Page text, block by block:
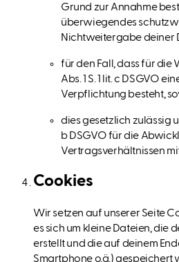
Grund zur Annahme
überwiegendes
Nichtweitergabe deiner
für den Fall, dass für die
Abs. 1 S. 1 lit. c DSGVO
Verpflichtung besteht,
dies gesetzlich zulässig
b DSGVO für die
Vertragsverhältnissen
Cookies
Wir setzen auf unserer Seite
es sich um kleine Dateien, die
erstellt und die auf deinem
Smartphone o.ä.) gespeichert